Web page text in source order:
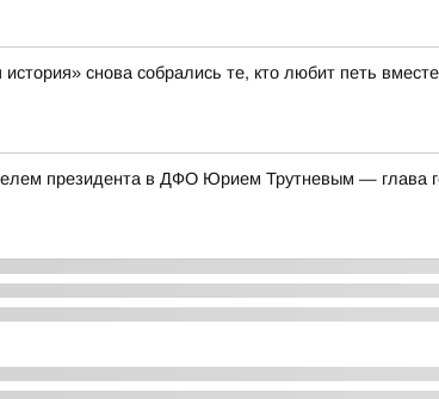
снова собрались те, кто любит петь
президента в ДФО Юрием Трутневым — глава